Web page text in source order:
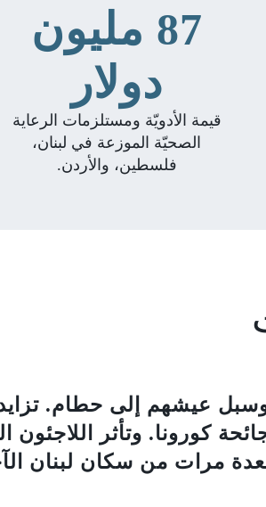
87 مليون
دولار
قيمة الأدويّة ومستلزمات الرعاية
الصحيّة الموزعة في لبنان،
فلسطين، والأردن.
وسبل عيشهم إلى حطام.
كورونا. وتأثر اللاجئون
مرات من سكان لبنان